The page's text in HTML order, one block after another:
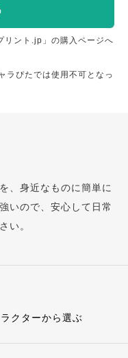
リント.jp」の購入ページへ
ラぴたでは使用不可となっ
、身近なものに簡単に
いので、安心して日常
い。
クターから選ぶ